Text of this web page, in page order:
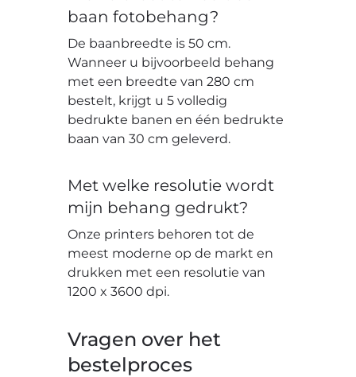
baan fotobehang?
De baanbreedte is 50 cm.
Wanneer u bijvoorbeeld behang
met een breedte van 280 cm
bestelt, krijgt u 5 volledig
bedrukte banen en één bedrukte
baan van 30 cm geleverd.
Met welke resolutie wordt
mijn behang gedrukt?
Onze printers behoren tot de
meest moderne op de markt en
drukken met een resolutie van
1200 x 3600 dpi.
Vragen over het
bestelproces